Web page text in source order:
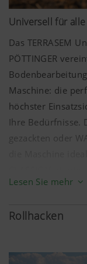
verwenden
Universell für
Das TERRASEM
PÖTTINGER
Maschine: die
höchster
Ihre Bedürfnisse.
gezackten oder
saatfertigen
sind über
gleichmäßige
Arbeitsbreite in
Lesen Sie mehr
Rollhacken